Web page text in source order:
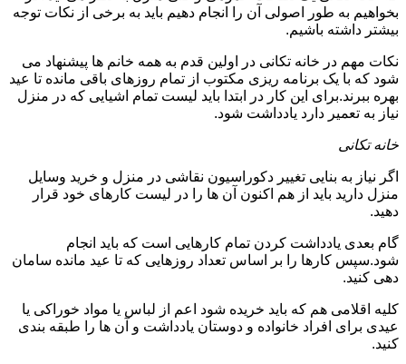
بخواهیم به طور اصولی آن را انجام دهیم باید به برخی از نکات توجه
بیشتر داشته باشیم.
نکات مهم در خانه تکانی در اولین قدم به همه خانم ها پیشنهاد می
شود که با یک برنامه ریزی مکتوب از تمام روزهای باقی مانده تا عید
بهره ببرند.برای این کار در ابتدا باید لیست تمام اشیایی که در منزل
نیاز به تعمیر دارد یادداشت شود.
خانه تکانی
اگر نیاز به بنایی تغییر دکوراسیون نقاشی در منزل و خرید وسایل
منزل دارید باید از هم اکنون آن ها را در لیست کارهای خود قرار
دهید.
گام بعدی یادداشت کردن تمام کارهایی است که باید انجام
شود.سپس کارها را بر اساس تعداد روزهایی که تا عید مانده سامان
دهی کنید.
کلیه اقلامی هم که باید خریده شود اعم از لباس یا مواد خوراکی یا
عیدی برای افراد خانواده و دوستان یادداشت و آن ها را طبقه بندی
کنید.